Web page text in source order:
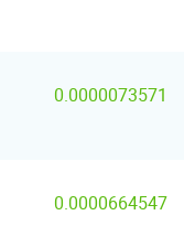
0.0000073571
0.0000664547